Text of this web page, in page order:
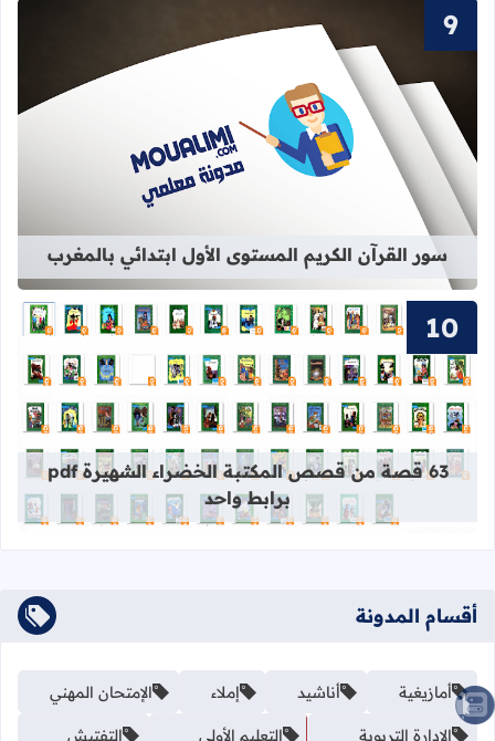
قراءة المزيد عن سور القرآن الكريم
سور القرآن الكريم المستوى الأول ابتدائي بالمغرب
قراءة المزيد عن 63 قصة من قصص المكتبة الخضراء الشهيرة pdf برابط واحد
63 قصة من قصص المكتبة الخضراء الشهيرة pdf
برابط واحد
أقسام المدونة
أمازيغية أناشيد إملاء الإمتحان المهني
الادارة التربوية التعليم الأولي التفتيش الصعود للأعلى